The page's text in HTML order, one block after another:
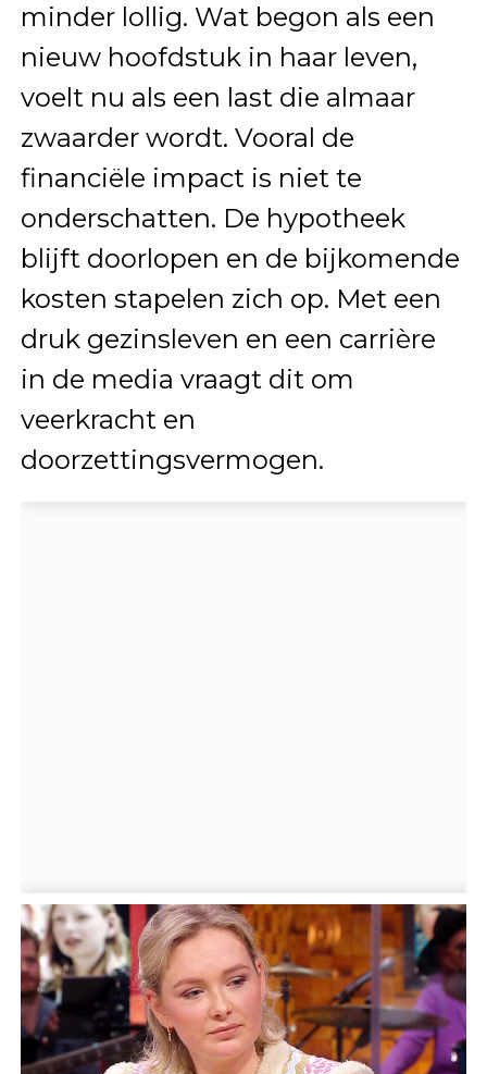
minder lollig. Wat begon als een
nieuw hoofdstuk in haar leven,
voelt nu als een last die almaar
zwaarder wordt. Vooral de
financiële impact is niet te
onderschatten. De hypotheek
blijft doorlopen en de bijkomende
kosten stapelen zich op. Met een
druk gezinsleven en een carrière
in de media vraagt dit om
veerkracht en
doorzettingsvermogen.